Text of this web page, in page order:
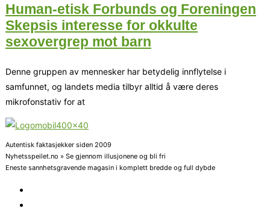
Human-etisk Forbunds og Foreningen
Skepsis interesse for okkulte
sexovergrep mot barn
Denne gruppen av mennesker har betydelig innflytelse i
samfunnet, og landets media tilbyr alltid å være deres
mikrofonstativ for at
Autentisk faktasjekker siden 2009
Nyhetsspeilet.no » Se gjennom illusjonene og bli fri
Eneste sannhetsgravende magasin i komplett bredde og full dybde